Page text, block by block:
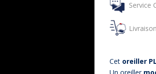
Service
Cet oreiller